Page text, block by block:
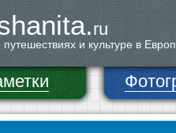
ru
путешествиях и культуре в